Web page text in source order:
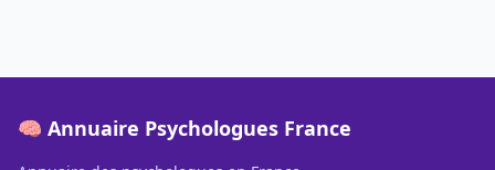
🧠 Annuaire Psychologues France